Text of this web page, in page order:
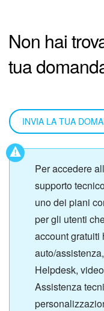
Non hai
tua
INVIA LA TUA
Per accedere
supporto
uno dei piani
per gli utenti
account gratuiti
auto/
Helpdesk,
Assistenza